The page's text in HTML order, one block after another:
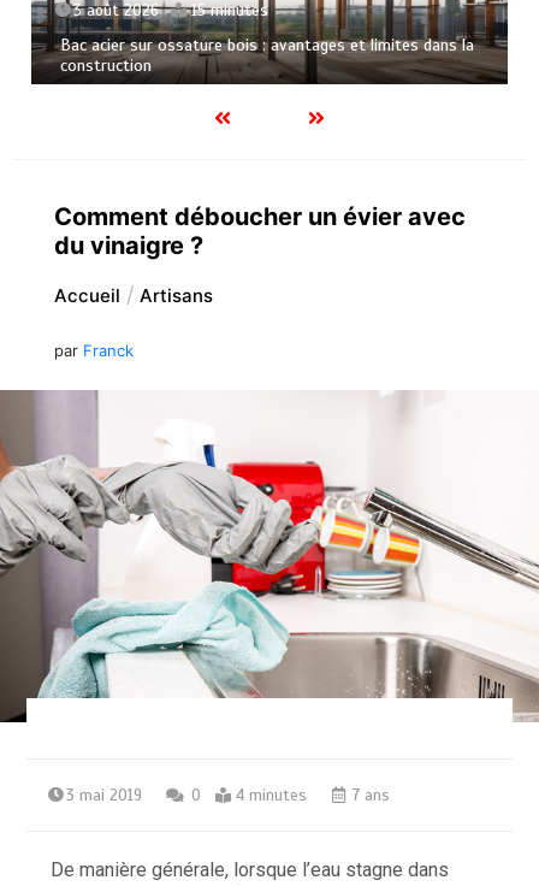
: avantages et limites dans la
2 août 2026 12
Paysagiste mont de
sur mesure
Comment déboucher un évier avec
du vinaigre ?
Accueil Artisans
par Franck
3 mai 2019 0 4 minutes 7 ans
De manière générale, lorsque l’eau stagne dans